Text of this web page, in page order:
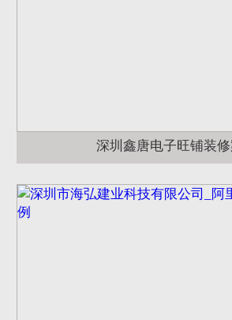
深圳鑫唐电子旺铺装修